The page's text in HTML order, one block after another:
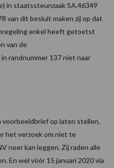
in staatssteunzaak SA.46349
van dit besluit maken zij op dat
enkel heeft getoetst
van de
randnummer 137 niet naar
voorbeeldbrief op laten stellen,
het verzoek om niet te
neer kan leggen. Zij raden alle
En wel vóór 15 januari 2020 via